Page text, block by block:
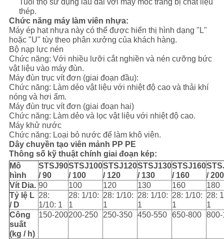
Tuổi thọ sử dụng lâu dài với máy móc trang bị chất liệu
thép.
Chức năng máy làm viên nhựa:
Máy ép hạt nhựa này có thể được hiển thị hình dạng "L"
hoặc "U" tùy theo phân xưởng của khách hàng.
Bộ nạp lực nén
Chức năng: Với nhiều lưỡi cắt nghiền và nén cưỡng bức
vật liệu vào máy đùn.
Máy đùn trục vít đơn (giai đoạn đầu):
Chức năng: Làm dẻo vật liệu với nhiệt độ cao và thải khí
nóng và hơi ẩm.
Máy đùn trục vít đơn (giai đoạn hai)
Chức năng: Làm dẻo và lọc vật liệu với nhiệt độ cao.
Máy khử nước
Chức năng: Loại bỏ nước để làm khô viên.
Dây chuyền tạo viên mảnh PP PE
Thông số kỹ thuật chính giai đoạn kép:
Mô
hình
STSJ90
/ 90
STSJ100
/ 100
STSJ120
/ 120
STSJ130
/ 130
STSJ160
/ 160
/ 200
Vít Dia. 90 100 120 130 160
180
Tỷ lệ L
/ D
28:
1/10: 1
28: 1/10:
1
28: 1/10:
1
28: 1/10:
1
28: 1/10:
1
28:
1
Công
suất
(kg / h)
150-200200-250 250-350 450-550 650-800